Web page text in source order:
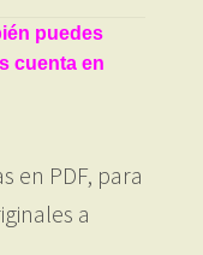
puedes
cuenta en
en PDF, para
a